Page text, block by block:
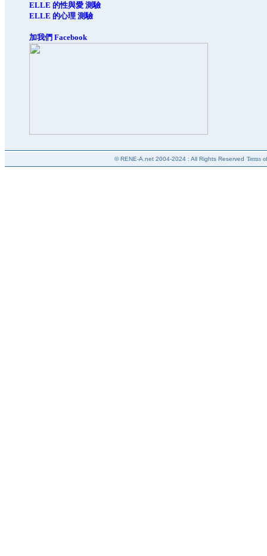
ELLE 的性與愛 測驗
ELLE 的心理 測驗
加我們 Facebook
© RENE-A.net 2004-2024 : All Rights Reserved Terms